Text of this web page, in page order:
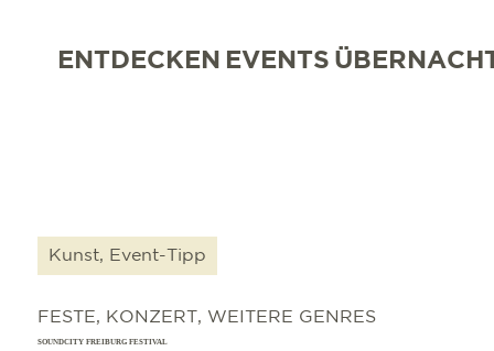
ENTDECKEN EVENTS
Kunst, Event-Tipp
FESTE, KONZERT, WEITERE GENRES
SOUNDCITY FREIBURG FESTIVAL